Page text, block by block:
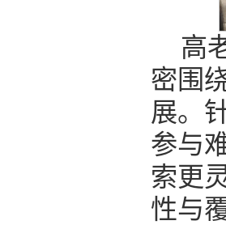
高
密围
展。
参与
索更
性与